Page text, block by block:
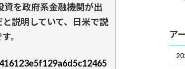
資を政府系金融機関が出
説明していて、日米で説
。
ア